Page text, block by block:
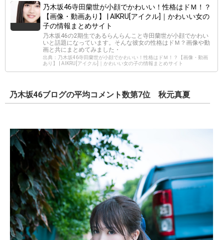
乃木坂46寺田蘭世が小顔でかわいい！性格はドＭ！？
【画像・動画あり】 | AIKRU[アイクル]｜かわいい女の
子の情報まとめサイト
乃木坂46の2期生であるらんらんこと寺田蘭世が小顔でかわい
いと話題になっています。そんな彼女の性格はドＭ？画像や動
画と共にまとめてみました・
出典：乃木坂46寺田蘭世が小顔でかわいい！性格はドＭ！？【画像・動画
あり】 | AIKRU[アイクル]｜かわいい女の子の情報まとめサイト
乃木坂46ブログの平均コメント数第7位 秋元真夏